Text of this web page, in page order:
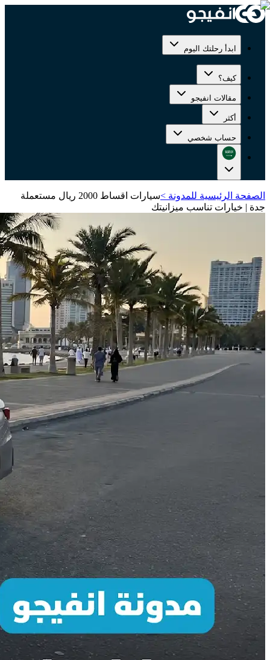
ابدأ رحلتك اليوم
كيف؟
مقالات انفيجو
أكثر
حساب شخصي
الصفحة الرئيسية للمدونة >
سيارات اقساط 2000 ريال مستعملة
جدة | خيارات تناسب ميزانيتك